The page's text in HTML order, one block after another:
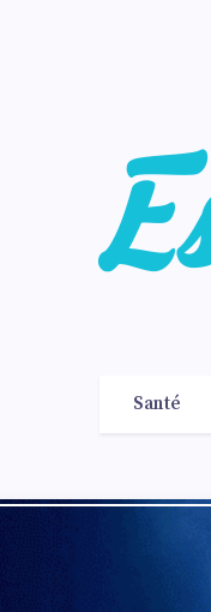
Santé